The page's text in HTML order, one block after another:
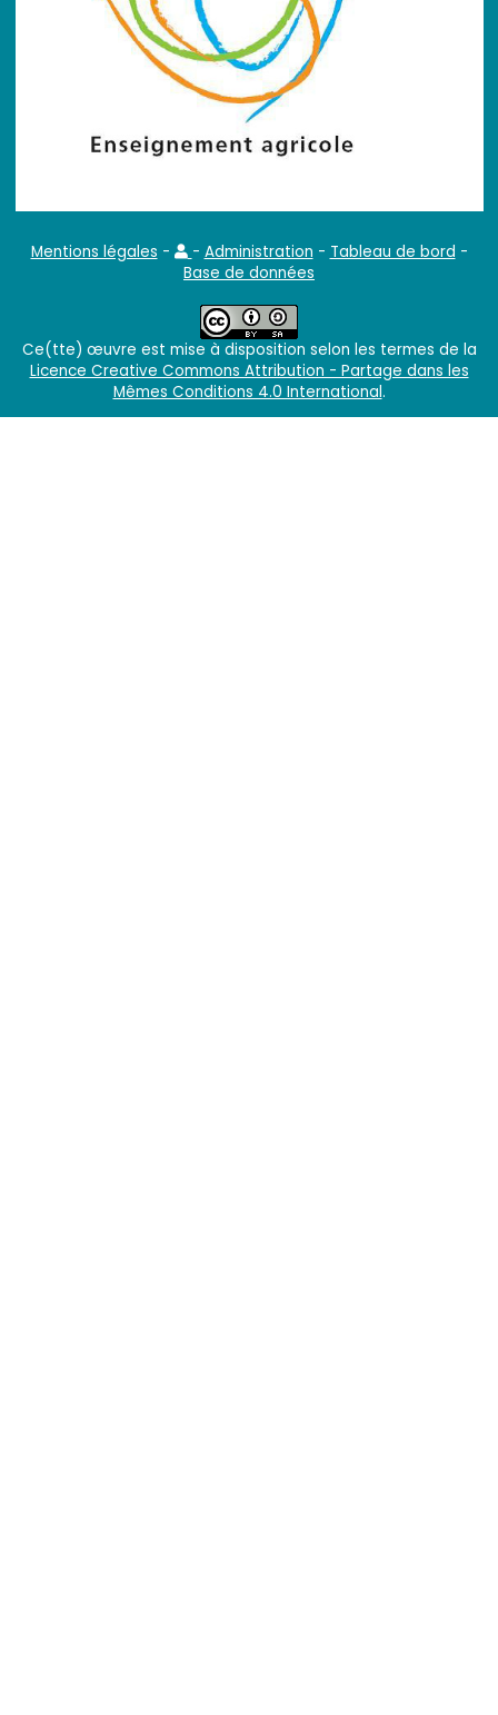
Mentions légales - - Administration - Tableau de bord -
Base de données
Ce(tte) œuvre est mise à disposition selon les termes de la
Licence Creative Commons Attribution - Partage dans les
Mêmes Conditions 4.0 International.